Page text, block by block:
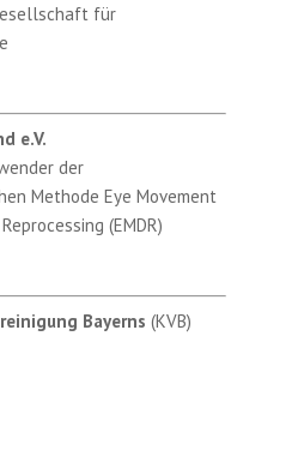
für
e.V.
der
Methode Eye Movement
(EMDR)
Bayerns (KVB)